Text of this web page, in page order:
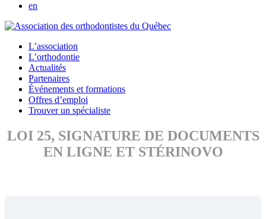
en
L’association
L’orthodontie
Actualités
Partenaires
Événements et formations
Offres d’emploi
Trouver un spécialiste
LOI 25, SIGNATURE DE DOCUMENTS
EN LIGNE ET STÉRINOVO